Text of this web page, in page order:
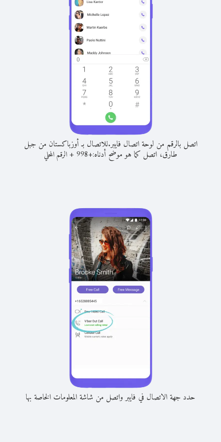
اتصل بالرقم من لوحة اتصال فايبر.للاتصال بـ أوزباكستان من جبل
طارق، اتصل كما هو موضح أدناه:+
998
+الرقم المحلي
حدد جهة الاتصال في فايبر واتصل من شاشة المعلومات الخاصة بها